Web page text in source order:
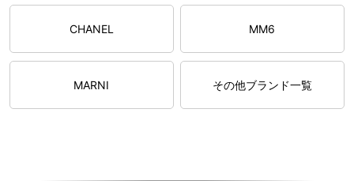
CHANEL MM6
MARNI その他ブランド一覧